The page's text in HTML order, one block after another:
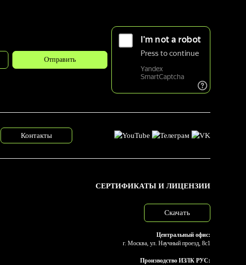
Контакты
СЕРТИФИКАТЫ И ЛИЦЕНЗИИ
Скачать
Центральный офис:
г. Москва, ул. Научный проезд, 8с1
Производство ИЗЛК РУС: